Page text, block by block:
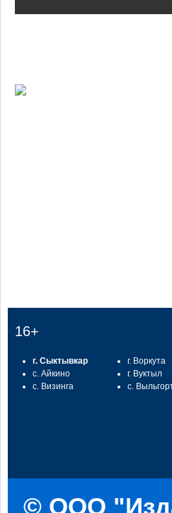
16+
г. Сыктывкар
с. Айкино
с. Визинга
г. Воркута
г. Вуктыл
с.
© ООО